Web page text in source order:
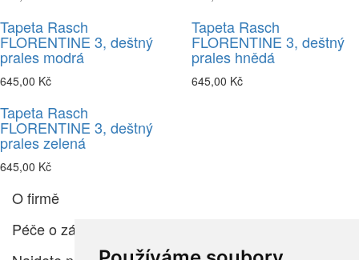
Tapeta Rasch
FLORENTINE 3, deštný
prales modrá
645,00 Kč
Tapeta Rasch
FLORENTINE 3, deštný
prales hnědá
645,00 Kč
Tapeta Rasch
FLORENTINE 3, deštný
prales zelená
645,00 Kč
O firmě
Péče o zákazníka